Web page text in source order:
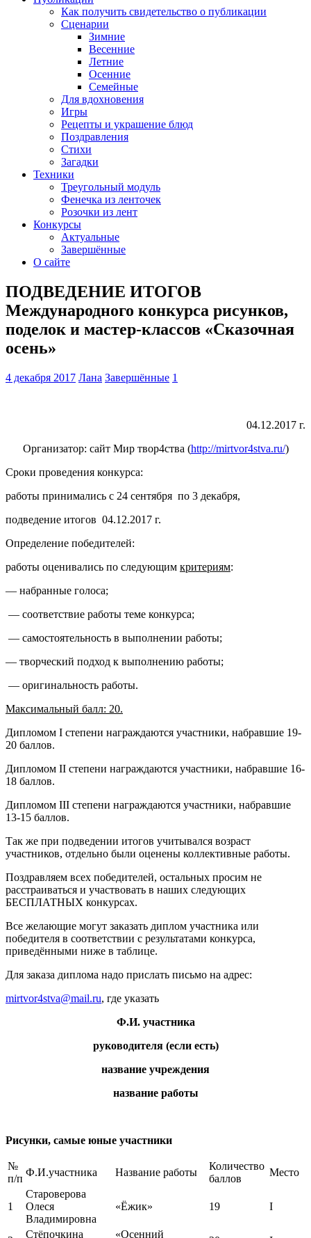
Как получить свидетельство о публикации
Сценарии
Зимние
Весенние
Летние
Осенние
Семейные
Для вдохновения
Игры
Рецепты и украшение блюд
Поздравления
Стихи
Загадки
Техники
Треугольный модуль
Фенечка из ленточек
Розочки из лент
Конкурсы
Актуальные
Завершённые
О сайте
ПОДВЕДЕНИЕ ИТОГОВ
Международного конкурса рисунков,
поделок и мастер-классов «Сказочная
осень»
4 декабря 2017 Лана Завершённые 1
04.12.2017 г.
Организатор: сайт Мир твор4ства (http://mirtvor4stva.ru/)
Сроки проведения конкурса:
работы принимались с 24 сентября по 3 декабря,
подведение итогов 04.12.2017 г.
Определение победителей:
работы оценивались по следующим критериям:
— набранные голоса;
— соответствие работы теме конкурса;
— самостоятельность в выполнении работы;
— творческий подход к выполнению работы;
— оригинальность работы.
Максимальный балл: 20.
Дипломом I степени награждаются участники, набравшие 19-
20 баллов.
Дипломом II степени награждаются участники, набравшие 16-
18 баллов.
Дипломом III степени награждаются участники, набравшие
13-15 баллов.
Так же при подведении итогов учитывался возраст
участников, отдельно были оценены коллективные работы.
Поздравляем всех победителей, остальных просим не
расстраиваться и участвовать в наших следующих
БЕСПЛАТНЫХ конкурсах.
Все желающие могут заказать диплом участника или
победителя в соответствии с результатами конкурса,
приведёнными ниже в таблице.
Для заказа диплома надо прислать письмо на адрес:
mirtvor4stva@mail.ru, где указать
Ф.И. участника
руководителя (если есть)
название учреждения
название работы
Рисунки, самые юные участники
№
п/п
Ф.И.участника Название работы
Количество
баллов
Место
1
Староверова
Олеся
Владимировна
«Ёжик» 19 I
Стёпочкина «Осенний